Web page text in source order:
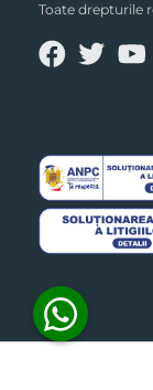
Toate drepturile